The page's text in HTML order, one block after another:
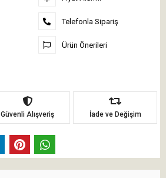
Telefonla Sipariş
Ürün Önerileri
Güvenli Alışveriş İade ve Değişim